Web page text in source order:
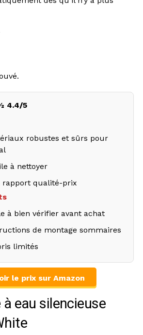
4.4/5
robustes et sûrs pour
à nettoyer
rapport qualité-prix
à bien vérifier avant achat
de montage sommaires
limités
le prix sur Amazon
à eau silencieuse